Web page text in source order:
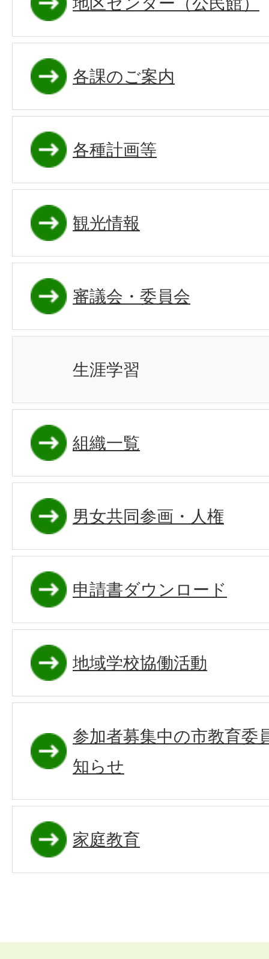
各課のご案内
各種計画等
観光情報
審議会・委員会
生涯学習
組織一覧
男女共同参画・人権
申請書ダウンロード
地域学校協働活動
参加者募集中の市教育委
知らせ
家庭教育